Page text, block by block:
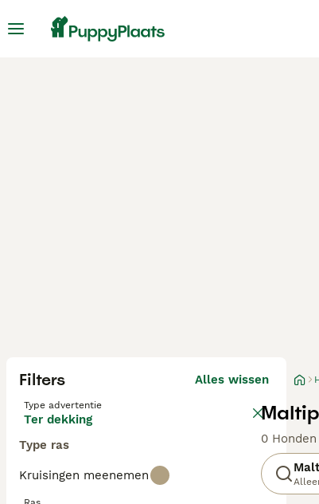
Filters Alles wissen
Type advertentie
Ter dekking
Type ras
Kruisingen meenemen
0